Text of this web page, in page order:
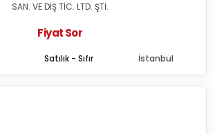
SAN. VE DIŞ TİC. LTD. ŞTİ.
Fiyat Sor
Satılık - Sıfır İstanbul